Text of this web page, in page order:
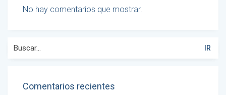
No hay comentarios que mostrar.
por:
Comentarios recientes